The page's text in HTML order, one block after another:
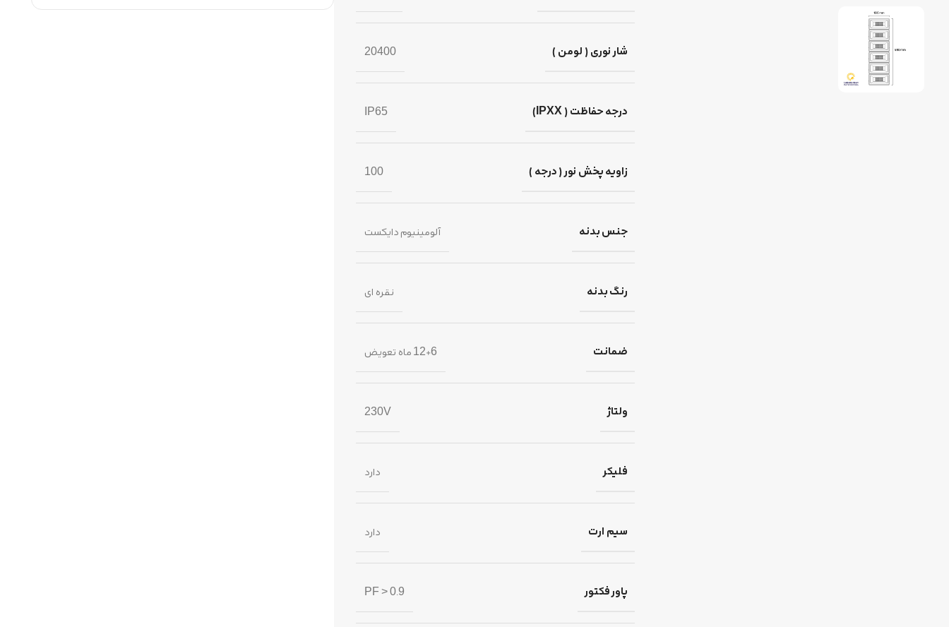
شار نوری ( لومن ) 20400
درجه حفاظت ( IPXX) IP65
زاویه پخش نور ( درجه ) 100
جنس بدنه آلومینیوم دایکست
رنگ بدنه نقره ای
ضمانت 12+6 ماه تعویض
ولتاژ 230V
فلیکر دارد
سیم ارت دارد
پاور فکتور PF > 0.9